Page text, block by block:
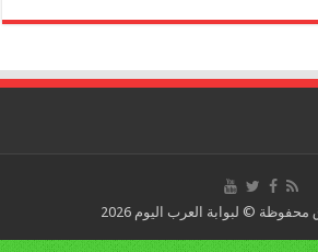
© لبوابة العرب اليوم 2026